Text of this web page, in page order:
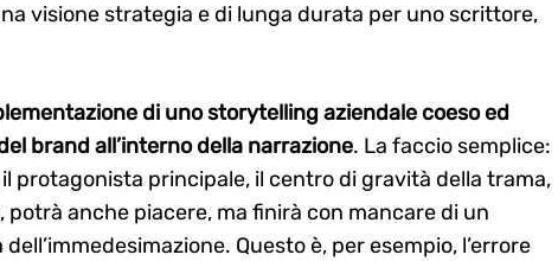
visione strategia e di lunga durata per uno scrittore,
di uno storytelling aziendale coeso ed
brand all’interno della narrazione. La faccio semplice:
il protagonista principale, il centro di gravità della trama,
potrà anche piacere, ma finirà con mancare di un
Questo è, per esempio, l’errore